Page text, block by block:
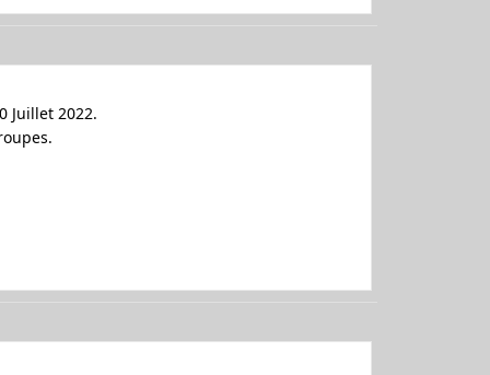
Juillet 2022.